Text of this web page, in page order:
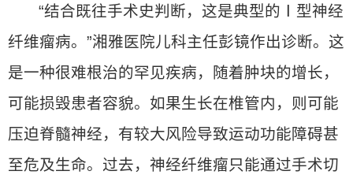
“结合既往手术史判断，这是典型的Ⅰ型神经
纤维瘤病。”湘雅医院儿科主任彭镜作出诊断。这
是一种很难根治的罕见疾病，随着肿块的增长，
可能损毁患者容貌。如果生长在椎管内，则可能
压迫脊髓神经，有较大风险导致运动功能障碍甚
至危及生命。过去，神经纤维瘤只能通过手术切